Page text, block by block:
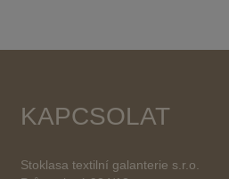
KAPCSOLAT
Stoklasa textilní galanterie s.r.o.